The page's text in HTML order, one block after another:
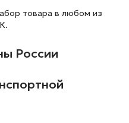
товара в любом из
России